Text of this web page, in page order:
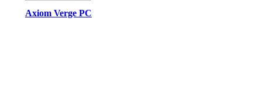
Axiom Verge PC